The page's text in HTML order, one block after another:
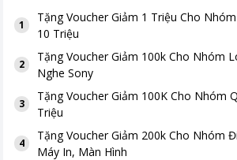
1
TặngVoucher Giảm 1 Triệu Cho
10 Triệu
2
TặngVoucher Giảm 100k Cho Nhóm
Nghe Sony
3
TặngVoucher Giảm 100K Cho Nhóm
Triệu
4
TặngVoucher Giảm 200k Cho Nhóm
Máy In, Màn Hình